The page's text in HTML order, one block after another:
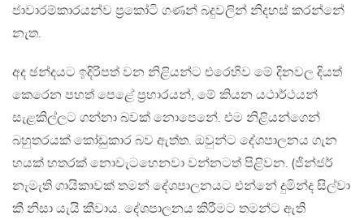
ජාවාරම්කාරයන්ව ප‍්‍රකෝටි ගණන් බදුවලින් නිදහස් කරන්නේ
නැත.
අද ඡන්දයට ඉදිරිපත් වන නිළියන්ට එරෙහිව මේ දිනවල දියත්
කෙරෙන පහත් පෙළේ ප‍්‍රහාරයන්, මේ කියන යථාර්ථයන්
සැළකිල්ලට ගන්නා බවක් නොපෙනේ. එම නිළියන්ගෙන්
බහුතරයක් කෝඩුකාර බව ඇත්ත. ඔවුන්ට දේශපාලනය ගැන
හයක් හතරක් නොවැටහෙනවා වන්නටත් පිළිවන. (ජින්ජර්
නැමැති ගායිකාවක් තමන් දේශපාලනයට එන්නේ දුමින්ද සිල්වා
කී නිසා යැයි කීවාය. දේශපාලනය කිරීමට තමන්ට ඇති